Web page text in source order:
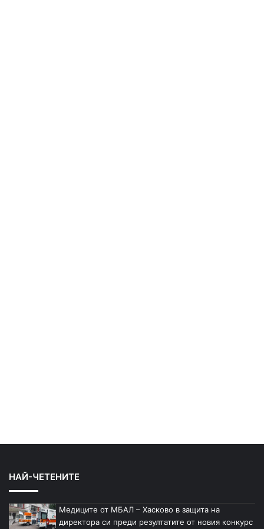
НАЙ-ЧЕТЕНИТЕ
Медиците от МБАЛ – Хасково в защита на
директора си преди резултатите от новия конкурс